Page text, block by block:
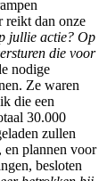
reikt dan onze
jullie actie? Op
die voor
nodige
Ze waren
die een
30.000
zullen
en plannen voor
besloten